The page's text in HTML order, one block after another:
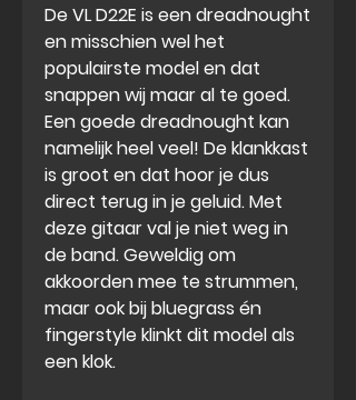
De VL D22E is eendreadnought
en misschien wel het
populairste model en dat
snappen wij maar al te goed.
Een goede dreadnought kan
namelijk heel veel! De klankkast
is groot en dat hoor je dus
direct terug in je geluid. Met
deze gitaar val je niet weg in
de band. Geweldig om
akkoorden mee te strummen,
maar ook bij bluegrass én
fingerstyle klinkt dit model als
een klok.